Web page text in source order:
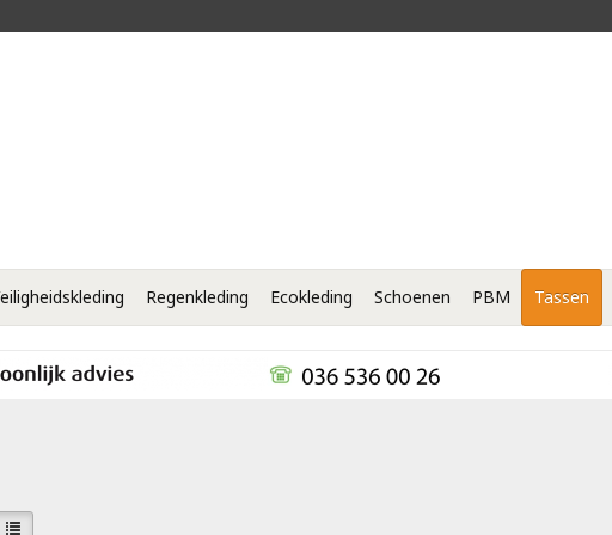
Regenkleding Ecokleding Schoenen PBM Tassen